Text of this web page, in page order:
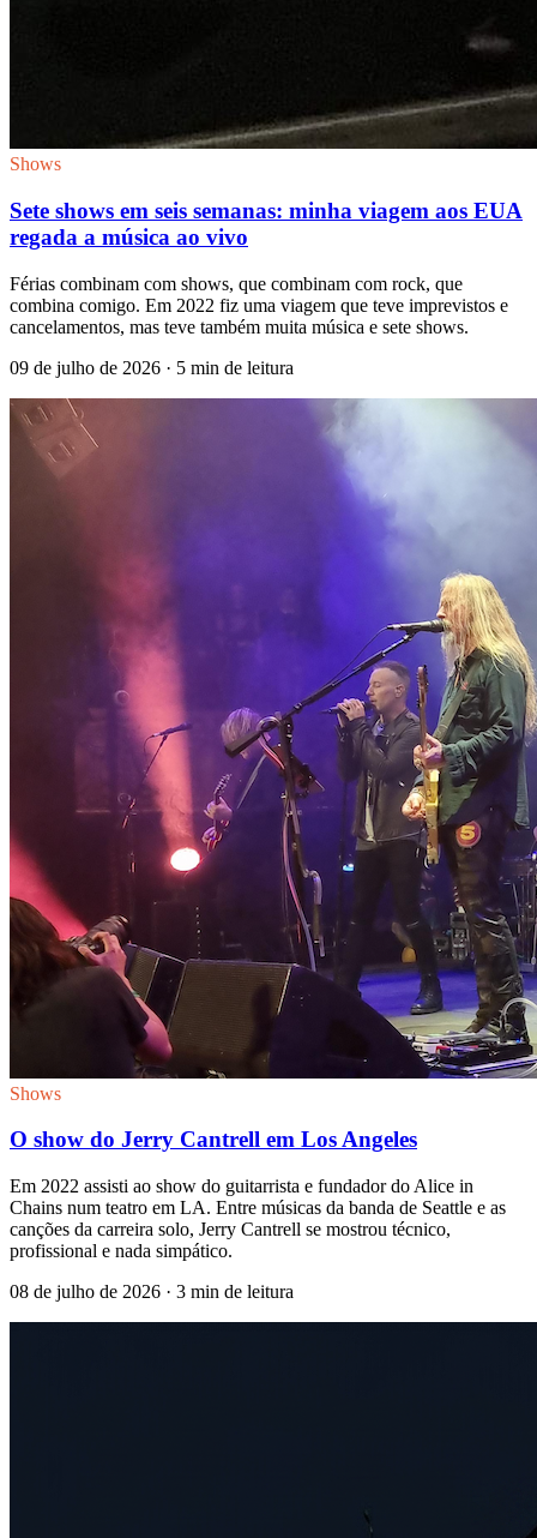
Shows
Sete shows em seis semanas: minha viagem aos EUA
regada a música ao vivo
Férias combinam com shows, que combinam com rock, que
combina comigo. Em 2022 fiz uma viagem que teve imprevistos e
cancelamentos, mas teve também muita música e sete shows.
09 de julho de 2026 · 5 min de leitura
Shows
O show do Jerry Cantrell em Los Angeles
Em 2022 assisti ao show do guitarrista e fundador do Alice in
Chains num teatro em LA. Entre músicas da banda de Seattle e as
canções da carreira solo, Jerry Cantrell se mostrou técnico,
profissional e nada simpático.
08 de julho de 2026 · 3 min de leitura